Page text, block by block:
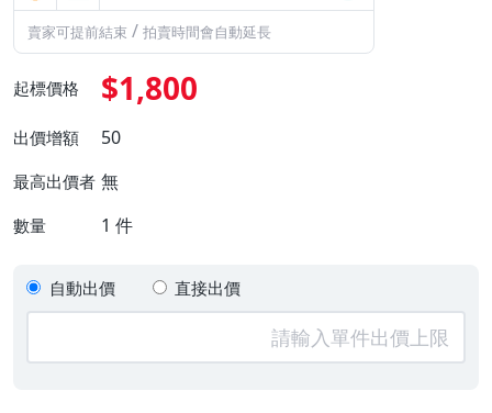
賣家可提前結束 / 拍賣時間會自動延長
起標價格 $1,800
出價增額 50
最高出價者 無
數量 1 件
自動出價 直接出價